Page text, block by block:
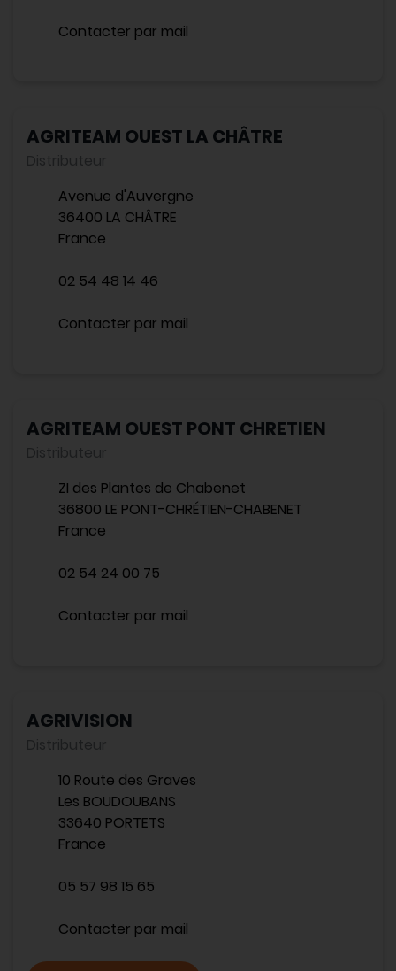
Contacter par mail
AGRITEAM OUEST LA CHÂTRE
Distributeur
Avenue d'Auvergne
36400 LA CHÂTRE
France
02 54 48 14 46
Contacter par mail
AGRITEAM OUEST PONT CHRETIEN
Distributeur
ZI des Plantes de Chabenet
36800 LE PONT-CHRÉTIEN-CHABENET
France
02 54 24 00 75
Contacter par mail
AGRIVISION
Distributeur
10 Route des Graves
Les BOUDOUBANS
33640 PORTETS
France
05 57 98 15 65
Contacter par mail